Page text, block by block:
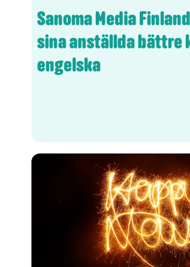
Sanoma Media
sina anställda bättre
engelska